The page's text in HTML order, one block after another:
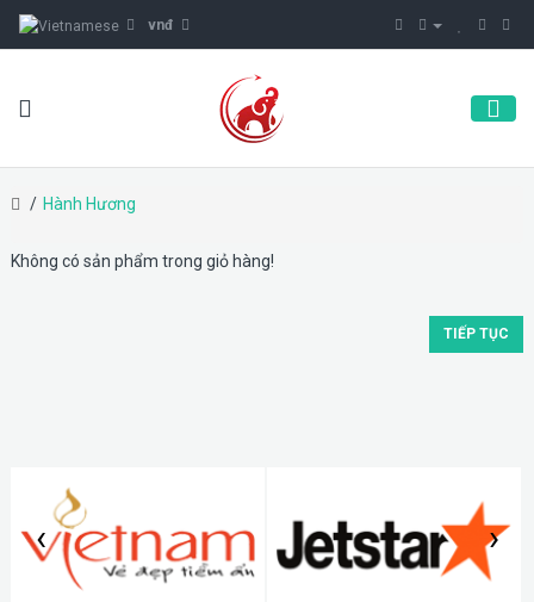
vnđ
Hành Hương
Không có sản phẩm trong giỏ hàng!
TIẾP TỤC
‹ ›